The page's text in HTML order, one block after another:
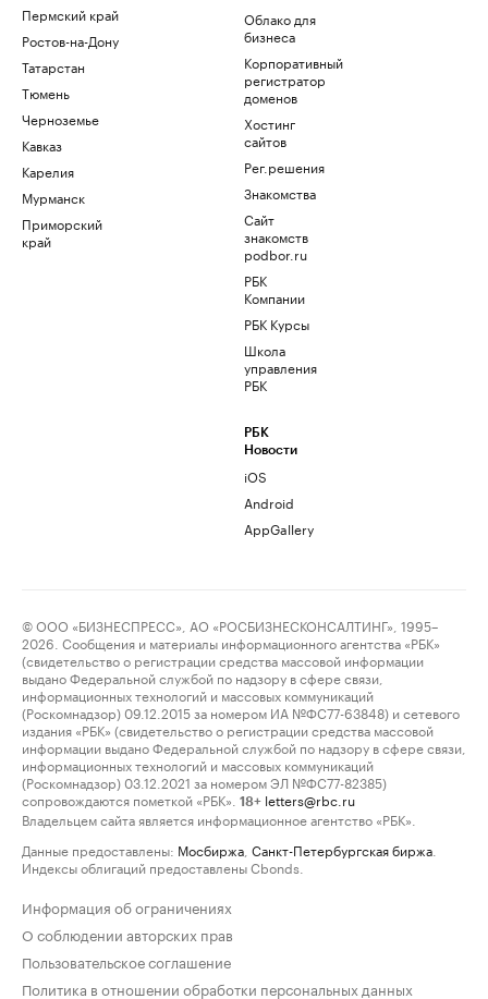
Пермский край
Ростов-на-Дону
Татарстан
Тюмень
Черноземье
Кавказ
Карелия
Мурманск
Приморский
край
Облако для
бизнеса
Корпоративный
регистратор
доменов
Хостинг
сайтов
Рег.решения
Знакомства
Сайт
знакомств
podbor.ru
РБК
Компании
РБК Курсы
Школа
управления
РБК
РБК
Новости
iOS
Android
AppGallery
© ООО «БИЗНЕСПРЕСС», АО «РОСБИЗНЕСКОНСАЛТИНГ», 1995–
2026. Сообщения и материалы информационного агентства «РБК»
(свидетельство о регистрации средства массовой информации
выдано Федеральной службой по надзору в сфере связи,
информационных технологий и массовых коммуникаций
(Роскомнадзор) 09.12.2015 за номером ИА №ФС77-63848) и сетевого
издания «РБК» (свидетельство о регистрации средства массовой
информации выдано Федеральной службой по надзору в сфере связи,
информационных технологий и массовых коммуникаций
(Роскомнадзор) 03.12.2021 за номером ЭЛ №ФС77-82385)
сопровождаются пометкой «РБК».
18+ letters@rbc.ru
Владельцем сайта является информационное агентство «РБК».
Данные предоставлены: Мосбиржа Санкт-Петербургская биржа
Индексы облигаций предоставлены Cbonds.
Информация об ограничениях
О соблюдении авторских прав
Пользовательское соглашение
Политика в отношении обработки персональных данных